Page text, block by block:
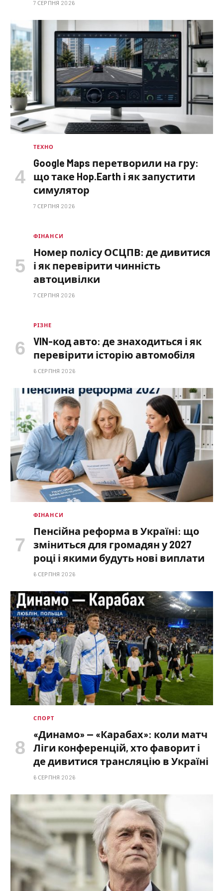
7 СЕРПНЯ 2026
ТЕХНО
Google Maps перетворили на гру:
що таке Hop.Earth і як запустити
симулятор
7 СЕРПНЯ 2026
ФІНАНСИ
Номер полісу ОСЦПВ: де дивитися
і як перевірити чинність
автоцивілки
7 СЕРПНЯ 2026
РІЗНЕ
VIN-код авто: де знаходиться і як
перевірити історію автомобіля
6 СЕРПНЯ 2026
ФІНАНСИ
Пенсійна реформа в Україні: що
зміниться для громадян у 2027
році і якими будуть нові виплати
6 СЕРПНЯ 2026
СПОРТ
«Динамо» — «Карабах»: коли матч
Ліги конференцій, хто фаворит і
де дивитися трансляцію в Україні
6 СЕРПНЯ 2026